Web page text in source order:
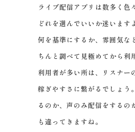
ライブ配信アプリは数多く色
どれを選んでいいか迷います
何を基準にするか、雰囲気な
ちんと調べて見極めてから利
利用者が多い所は、リスナー
稼ぎやすさに繋がるでしょう
るのか、声のみ配信をするの
も違ってきますね。